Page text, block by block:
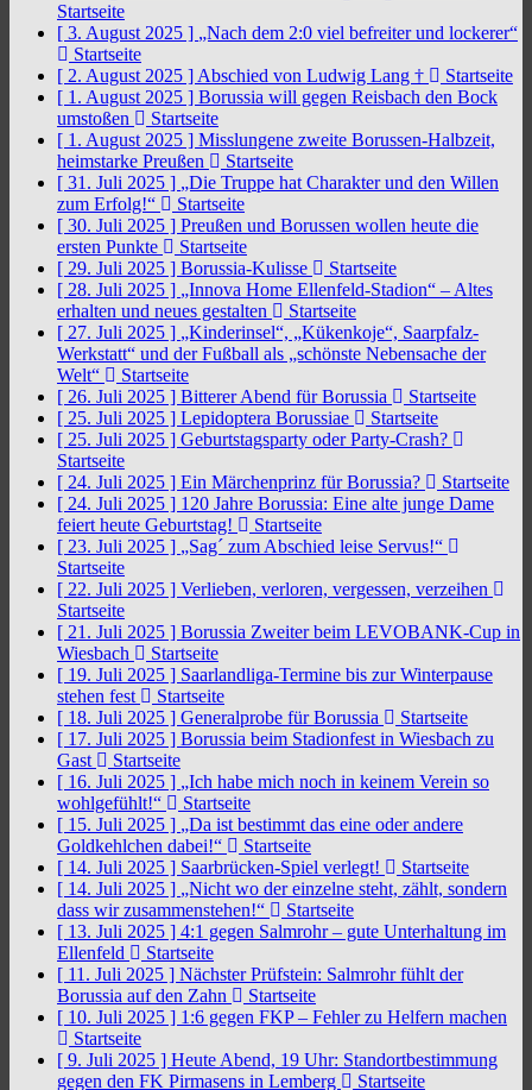
Startseite
[ 3. August 2025 ] „Nach dem 2:0 viel befreiter und lockerer“
Startseite
[ 2. August 2025 ] Abschied von Ludwig Lang †
Startseite
[ 1. August 2025 ] Borussia will gegen Reisbach den Bock
umstoßen
Startseite
[ 1. August 2025 ] Misslungene zweite Borussen-Halbzeit,
heimstarke Preußen
Startseite
[ 31. Juli 2025 ] „Die Truppe hat Charakter und den Willen
zum Erfolg!“
Startseite
[ 30. Juli 2025 ] Preußen und Borussen wollen heute die
ersten Punkte
Startseite
[ 29. Juli 2025 ] Borussia-Kulisse
Startseite
[ 28. Juli 2025 ] „Innova Home Ellenfeld-Stadion“ – Altes
erhalten und neues gestalten
Startseite
[ 27. Juli 2025 ] „Kinderinsel“, „Kükenkoje“, Saarpfalz-
Werkstatt“ und der Fußball als „schönste Nebensache der
Welt“
Startseite
[ 26. Juli 2025 ] Bitterer Abend für Borussia
Startseite
[ 25. Juli 2025 ] Lepidoptera Borussiae
Startseite
[ 25. Juli 2025 ] Geburtstagsparty oder Party-Crash?
Startseite
[ 24. Juli 2025 ] Ein Märchenprinz für Borussia?
Startseite
[ 24. Juli 2025 ] 120 Jahre Borussia: Eine alte junge Dame
feiert heute Geburtstag!
Startseite
[ 23. Juli 2025 ] „Sag´ zum Abschied leise Servus!“
Startseite
[ 22. Juli 2025 ] Verlieben, verloren, vergessen, verzeihen
Startseite
[ 21. Juli 2025 ] Borussia Zweiter beim LEVOBANK-Cup in
Wiesbach
Startseite
[ 19. Juli 2025 ] Saarlandliga-Termine bis zur Winterpause
stehen fest
Startseite
[ 18. Juli 2025 ] Generalprobe für Borussia
Startseite
[ 17. Juli 2025 ] Borussia beim Stadionfest in Wiesbach zu
Gast
Startseite
[ 16. Juli 2025 ] „Ich habe mich noch in keinem Verein so
wohlgefühlt!“
Startseite
[ 15. Juli 2025 ] „Da ist bestimmt das eine oder andere
Goldkehlchen dabei!“
Startseite
[ 14. Juli 2025 ] Saarbrücken-Spiel verlegt!
Startseite
[ 14. Juli 2025 ] „Nicht wo der einzelne steht, zählt, sondern
dass wir zusammenstehen!“
Startseite
[ 13. Juli 2025 ] 4:1 gegen Salmrohr – gute Unterhaltung im
Ellenfeld
Startseite
[ 11. Juli 2025 ] Nächster Prüfstein: Salmrohr fühlt der
Borussia auf den Zahn
Startseite
[ 10. Juli 2025 ] 1:6 gegen FKP – Fehler zu Helfern machen
Startseite
[ 9. Juli 2025 ] Heute Abend, 19 Uhr: Standortbestimmung
gegen den FK Pirmasens in Lemberg
Startseite